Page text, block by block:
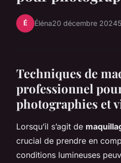
É Éléna20 décembre 2024
Techniques de
professionnel
photographies et
Lorsqu’il s’agit de
crucial de prendre en
conditions lumineuses